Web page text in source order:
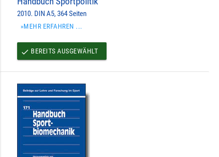
2010. DIN A5, 364 Seiten
»MEHR ERFAHREN ...
done BEREITS AUSGEWÄHLT